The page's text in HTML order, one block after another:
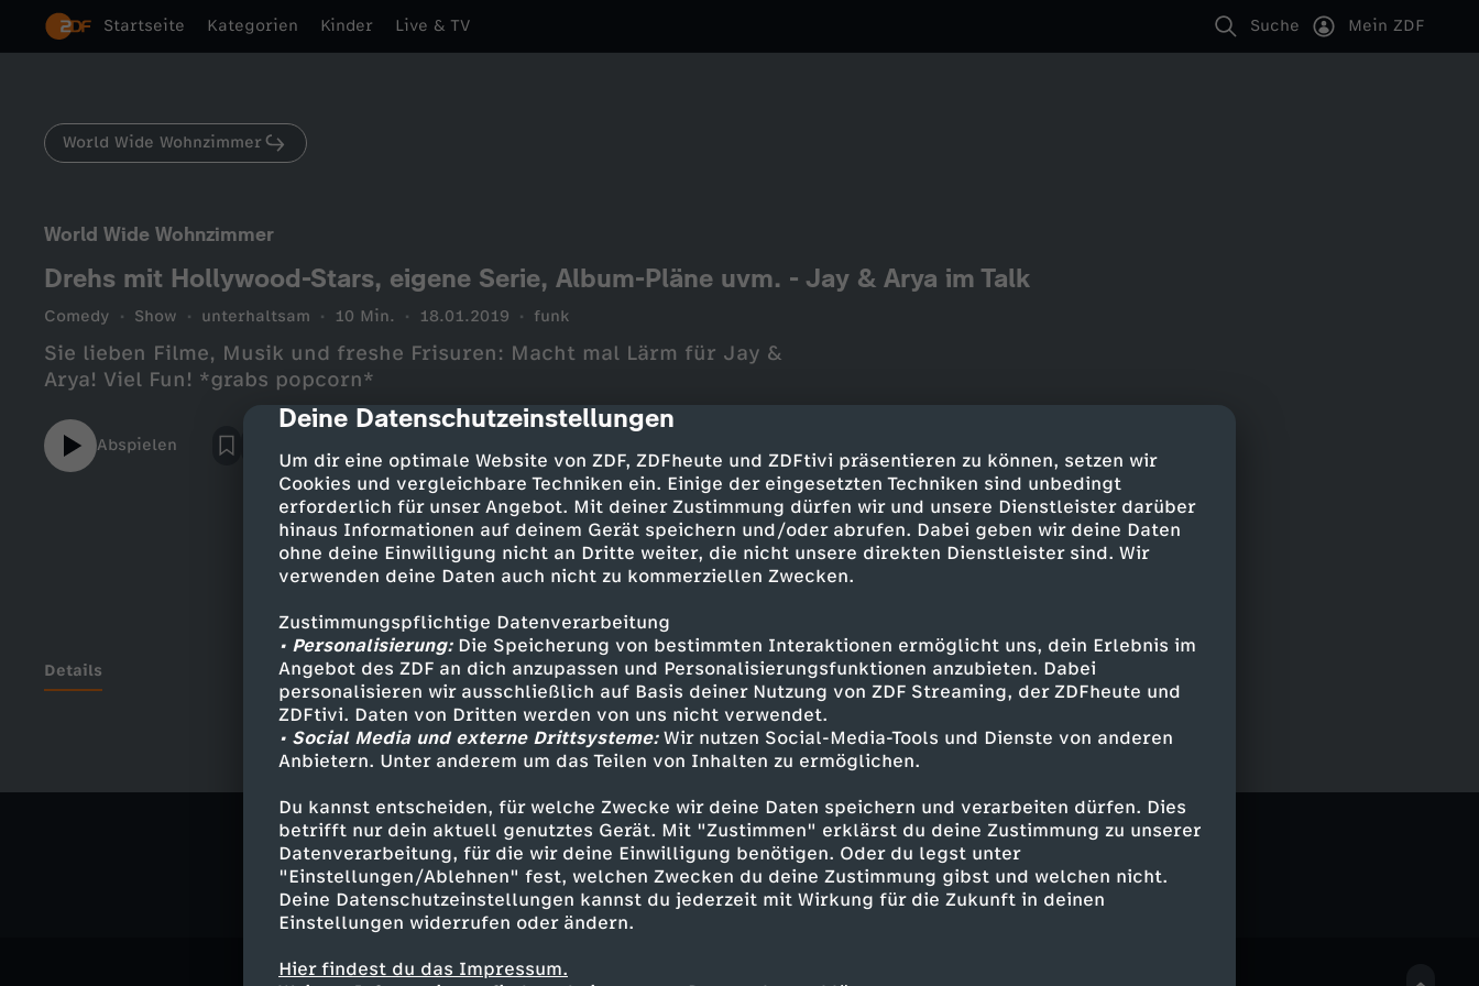
cmp-dialog-description
Deine Datenschutzeinstellungen
Um dir eine optimale Website von ZDF, ZDFheute und ZDFtivi präsentieren zu können, setzen wir
Cookies und vergleichbare Techniken ein. Einige der eingesetzten Techniken sind unbedingt
erforderlich für unser Angebot. Mit deiner Zustimmung dürfen wir und unsere Dienstleister darüber
hinaus Informationen auf deinem Gerät speichern und/oder abrufen. Dabei geben wir deine Daten
ohne deine Einwilligung nicht an Dritte weiter, die nicht unsere direkten Dienstleister sind. Wir
verwenden deine Daten auch nicht zu kommerziellen Zwecken.
Zustimmungspflichtige Datenverarbeitung
• Personalisierung:Die Speicherung von bestimmten Interaktionen ermöglicht uns, dein Erlebnis im
Angebot des ZDF an dich anzupassen und Personalisierungsfunktionen anzubieten. Dabei
personalisieren wir ausschließlich auf Basis deiner Nutzung von ZDF Streaming, der ZDFheute und
ZDFtivi. Daten von Dritten werden von uns nicht verwendet.
• Social Media und externe Drittsysteme:Wir nutzen Social-Media-Tools und Dienste von anderen
Anbietern. Unter anderem um das Teilen von Inhalten zu ermöglichen.
Du kannst entscheiden, für welche Zwecke wir deine Daten speichern und verarbeiten dürfen. Dies
betrifft nur dein aktuell genutztes Gerät. Mit "Zustimmen" erklärst du deine Zustimmung zu unserer
Datenverarbeitung, für die wir deine Einwilligung benötigen. Oder du legst unter
"Einstellungen/Ablehnen" fest, welchen Zwecken du deine Zustimmung gibst und welchen nicht.
Deine Datenschutzeinstellungen kannst du jederzeit mit Wirkung für die Zukunft in deinen
Einstellungen widerrufen oder ändern.
Hier findest du das Impressum.
Startseite Kategorien Kinder Live & TV Suche Mein ZDF
World Wide Wohnzimmer
World Wide Wohnzimmer
Drehs mit Hollywood-Stars, eigene Serie, Album-Pläne uvm. - Jay & Arya im Talk
Comedy Show unterhaltsam 10 Min. 18.01.2019 funk
Sie lieben Filme, Musik und freshe Frisuren: Macht mal Lärm für Jay &
Arya! Viel Fun! *grabs popcorn*
Abspielen
Details
Ähnliche Inhalte entdecken
Comedy Show unterhaltsam World Wide Wohnzimmer